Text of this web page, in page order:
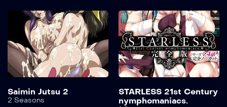
Saimin Jutsu 2
2 Seasons
STARLESS 21st Century
nymphomaniacs.